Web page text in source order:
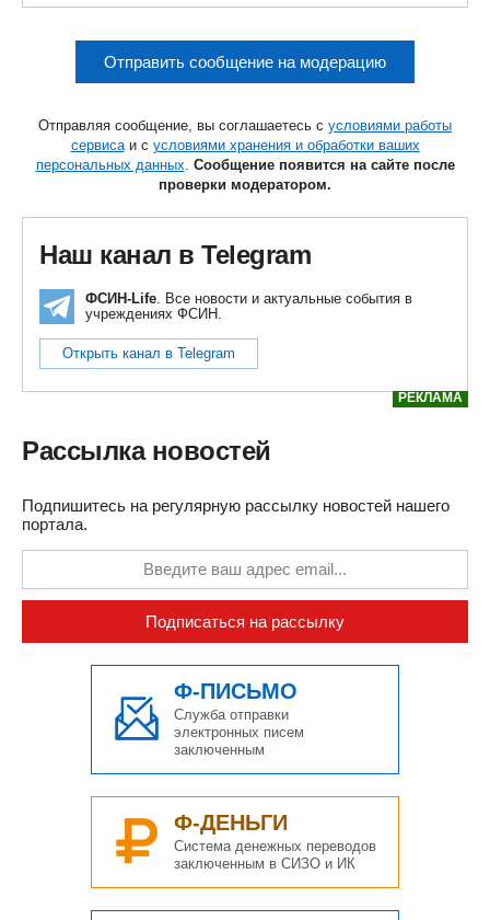
Отправить сообщение на модерацию
Отправляя сообщение, вы соглашаетесь с условиями работы
сервисаи с условиями хранения и обработки ваших
персональных данных. Сообщение появится на сайте после
проверки модератором.
Наш канал в Telegram
ФСИН-Life. Все новости и актуальные события в
учреждениях ФСИН.
Открыть канал в Telegram
РЕКЛАМА
Рассылка новостей
Подпишитесь на регулярную рассылку новостей нашего
портала.
Подписаться на рассылку
Ф-ПИСЬМО
Служба отправки
электронных писем
заключенным
Ф-ДЕНЬГИ
Система денежных переводов
заключенным в СИЗО и ИК